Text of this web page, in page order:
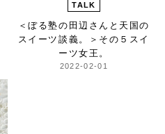
TALK
＜ぼる塾の田辺さんと天国の
スイーツ談義。＞ その５スイ
ーツ女王。
2022-02-01